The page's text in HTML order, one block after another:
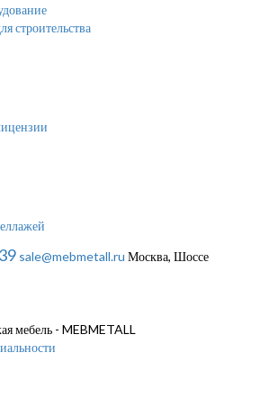
строительства
sale@mebmetall.ru Москва, Шоссе
мебель - MEBMETALL